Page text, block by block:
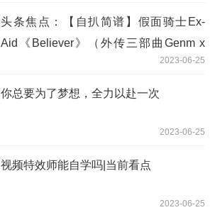
头条焦点：【自扒简谱】假面骑士Ex-
Aid《Believer》（外传三部曲Genm x
2023-06-25
你总要为了梦想，全力以赴一次
2023-06-25
视频特效师能自学吗|当前看点
2023-06-25